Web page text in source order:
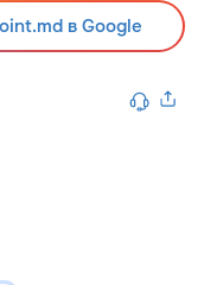
в Google